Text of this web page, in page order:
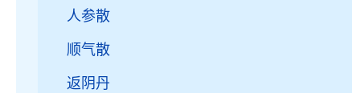
人参散
顺气散
返阴丹